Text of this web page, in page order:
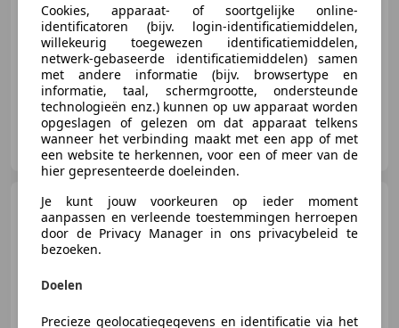
05/2002 163.793 km Benzine 271 kW (368 PK)
AutoBlom B.V.
NL-4157 JA ENSPIJK
Mercedes-Benz CL 600
Cookies, apparaat- of soortgelijke online-
identificatoren (bijv. login-identificatiemiddelen,
willekeurig toegewezen identificatiemiddelen,
netwerk-gebaseerde identificatiemiddelen) samen
met andere informatie (bijv. browsertype en
informatie, taal, schermgrootte, ondersteunde
technologieën enz.) kunnen op uw apparaat worden
opgeslagen of gelezen om dat apparaat telkens
wanneer het verbinding maakt met een app of met
een website te herkennen, voor een of meer van de
hier gepresenteerde doeleinden.
Je kunt jouw voorkeuren op ieder moment
aanpassen en verleende toestemmingen herroepen
door de Privacy Manager in ons privacybeleid te
bezoeken.
Doelen
Precieze geolocatiegegevens en identificatie via het